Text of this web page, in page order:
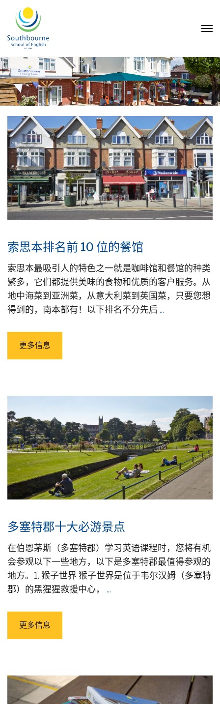
索思本排名前 10 位的餐馆
索思本最吸引人的特色之一就是咖啡馆和餐馆的种类
繁多，它们都提供美味的食物和优质的客户服务。从
地中海菜到亚洲菜，从意大利菜到英国菜，只要您想
得到的，南本都有！以下排名不分先后...
更多信息
多塞特郡十大必游景点
在伯恩茅斯（多塞特郡）学习英语课程时，您将有机
会参观以下一些地方，以下是多塞特郡最值得参观的
地方。1. 猴子世界 猴子世界是位于韦尔汉姆（多塞特
郡）的黑猩猩救援中心， ...
更多信息